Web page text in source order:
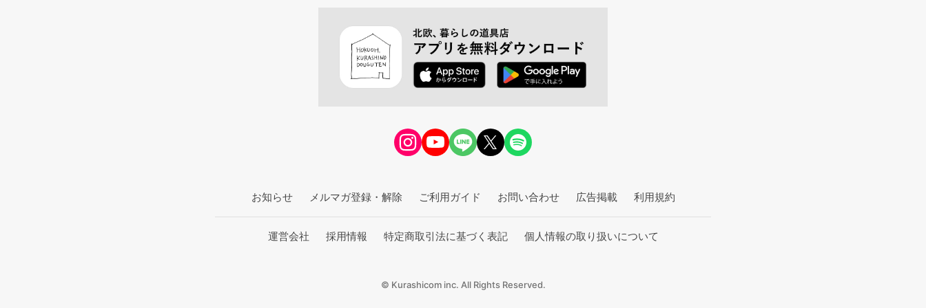
お知らせ メルマガ登録・解除 ご利用ガイド お問い合わせ 広告掲載 利用規約
運営会社 採用情報 特定商取引法に基づく表記 個人情報の取り扱いについて
© Kurashicom inc. All Rights Reserved.